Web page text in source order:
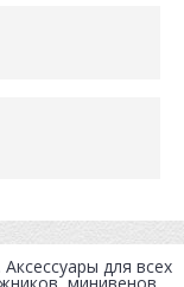
. Аксессуары для всех